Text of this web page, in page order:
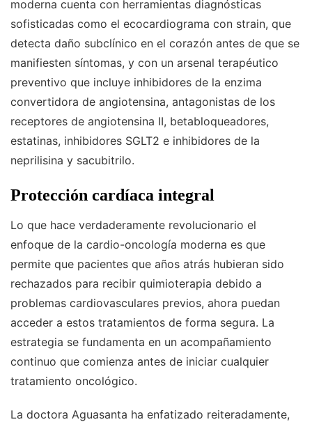
moderna cuenta con herramientas diagnósticas
sofisticadas como el ecocardiograma con strain, que
detecta daño subclínico en el corazón antes de que se
manifiesten síntomas, y con un arsenal terapéutico
preventivo que incluye inhibidores de la enzima
convertidora de angiotensina, antagonistas de los
receptores de angiotensina II, betabloqueadores,
estatinas, inhibidores SGLT2 e inhibidores de la
neprilisina y sacubitrilo.
Protección cardíaca integral
Lo que hace verdaderamente revolucionario el
enfoque de la cardio-oncología moderna es que
permite que pacientes que años atrás hubieran sido
rechazados para recibir quimioterapia debido a
problemas cardiovasculares previos, ahora puedan
acceder a estos tratamientos de forma segura. La
estrategia se fundamenta en un acompañamiento
continuo que comienza antes de iniciar cualquier
tratamiento oncológico.
La doctora Aguasanta ha enfatizado reiteradamente,